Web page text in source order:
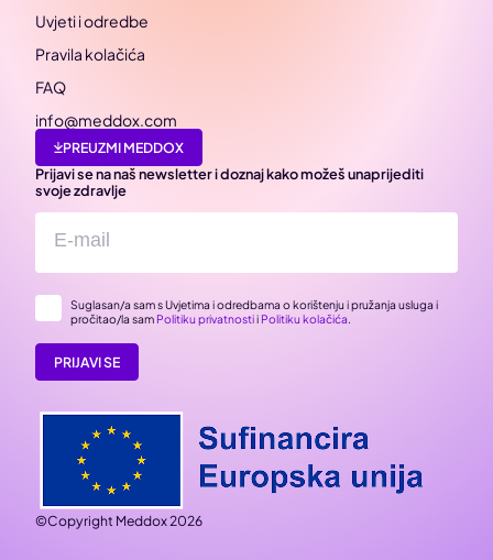
Uvjeti i odredbe
Pravila kolačića
FAQ
info@meddox.com
PREUZMI MEDDOX
Prijavi se na naš newsletter i doznaj kako možeš unaprijediti
svoje zdravlje
Suglasan/a sam s Uvjetima i odredbama o korištenju i pružanja usluga i
pročitao/la sam Politiku privatnostii Politiku kolačića.
PRIJAVI SE
©Copyright Meddox 2026